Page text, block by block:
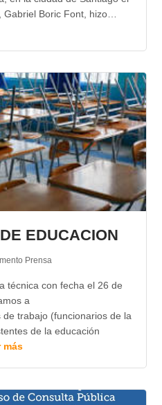
Gabriel Boric Font, hizo…
EDUCACION
Prensa
técnica con fecha el 26 de
a
trabajo (funcionarios de la
de la educación
más